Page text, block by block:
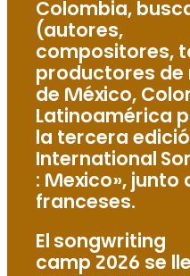
Colombia,
(autores,
compositores,
productores de
de México,
Latinoamérica
la tercera
International
: Mexico», junto
franceses.
El songwriting
camp 2026 se